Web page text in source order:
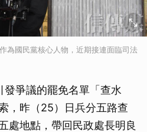
為國民黨核心人物，近期接連面臨司法
爭議的罷免名單「查水
，昨（25）日兵分五路查
處地點，帶回民政處長明良